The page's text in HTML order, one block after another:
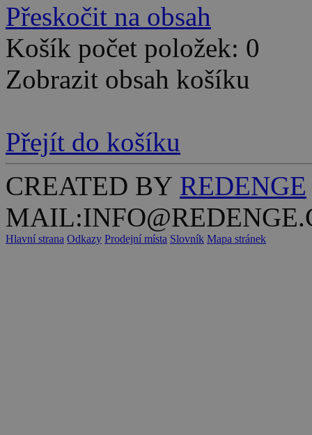
Přeskočit na obsah
Košík počet položek: 0
Zobrazit obsah košíku
Přejít do košíku
CREATED BY REDENGE
Hlavní strana Odkazy Prodejní místa Slovník Mapa stránek